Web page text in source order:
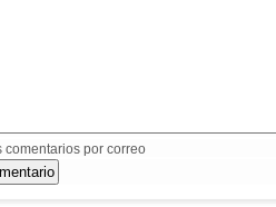
comentarios por correo